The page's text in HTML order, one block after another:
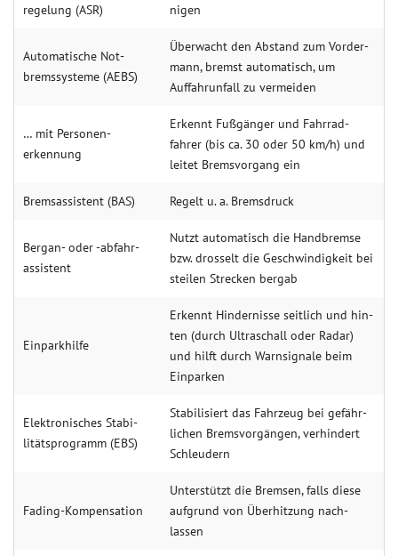
regelung (ASR)
nigen
Auto­matische Not­
brems­systeme (AEBS)
Über­wacht den Abstand zum Vorder­
mann, bremst auto­matisch, um
Auffahr­unfall zu vermei­den
… mit Personen­
erkennung
Erkennt Fuß­gänger und Fahr­rad­
fahrer (bis ca. 30 oder 50 km/h) und
leitet Brems­vorgang ein
Brems­assistent (BAS) Re­gelt u. a. Brems­druck
Bergan- oder -abfahr­
assistent
Nutzt auto­matisch die Hand­bremse
bzw. dros­selt die Geschwin­digkeit bei
stei­len Streck­en berg­ab
Einpark­hilfe
Erkennt Hinder­nisse seit­lich und hin­
ten (durch Ultra­schall oder Ra­dar)
und hilft durch Warn­sig­nale beim
Ein­parken
Elektro­nisches Stabi­
litäts­programm (EBS)
Stabi­lisiert das Fahr­zeug bei gefähr­
lichen Brems­vorgäng­en, verhin­dert
Schleu­dern
Fading-Kompen­sation
Unter­stützt die Brem­sen, falls diese
auf­grund von Über­hitzung nach­
lassen